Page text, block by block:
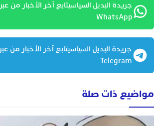
جريدة البديل السياسيتابع آخر الأخبار من عبر
WhatsApp
جريدة البديل السياسيتابع آخر الأخبار من عبر
Telegram
مواضيع ذات صلة